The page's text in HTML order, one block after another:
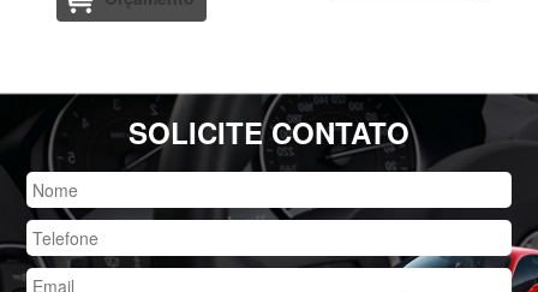
SOLICITE CONTATO